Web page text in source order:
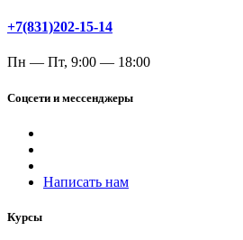
+7(831)202-15-14
Пн — Пт, 9:00 — 18:00
Соцсети и мессенджеры
Написать нам
Курсы